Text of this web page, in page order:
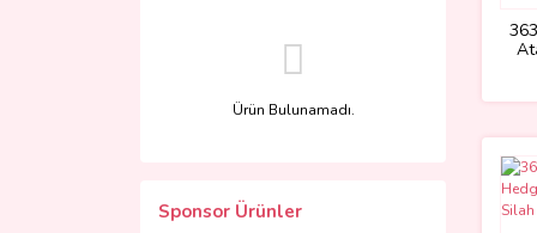
Ürün Bulunamadı.
Sponsor Ürünler